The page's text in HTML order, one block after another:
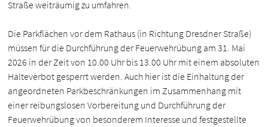
Straße weiträumig zu umfahren.
Die Parkflächen vor dem Rathaus (in Richtung Dresdner Straße)
müssen für die Durchführung der Feuerwehrübung am 31. Mai
2026 in der Zeit von 10.00 Uhr bis 13.00 Uhr mit einem absoluten
Halteverbot gesperrt werden. Auch hier ist die Einhaltung der
angeordneten Parkbeschränkungen im Zusammenhang mit
einer reibungslosen Vorbereitung und Durchführung der
Feuerwehrübung von besonderem Interesse und festgestellte